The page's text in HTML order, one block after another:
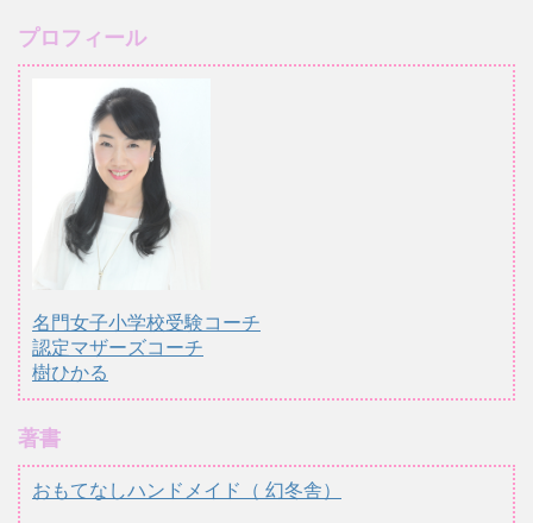
プロフィール
名門女子小学校受験コーチ
認定マザーズコーチ
樹ひかる
著書
おもてなしハンドメイド（ 幻冬舎）